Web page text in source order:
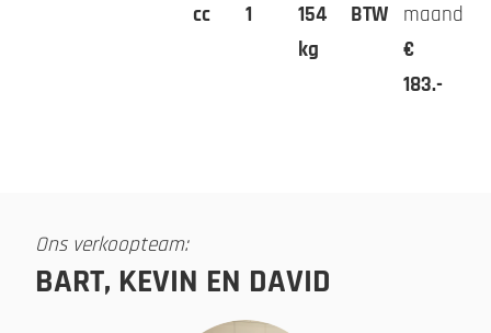
cc
1
154
kg
BTW maand
€
183.-
Ons verkoopteam:
BART, KEVIN EN DAVID